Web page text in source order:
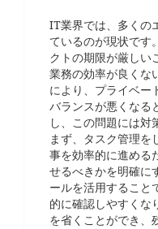
IT業界では、多くの
ているのが現状です
クトの期限が厳しい
業務の効率が良くな
により、プライベー
バランスが悪くなる
し、この問題には対
まず、タスク管理を
事を効率的に進める
せるべきかを明確に
ールを活用すること
的に確認しやすくな
を省くことができ、